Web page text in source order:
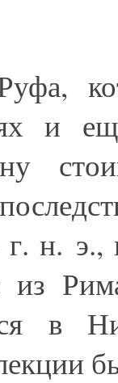
и
н. э.,
из
в